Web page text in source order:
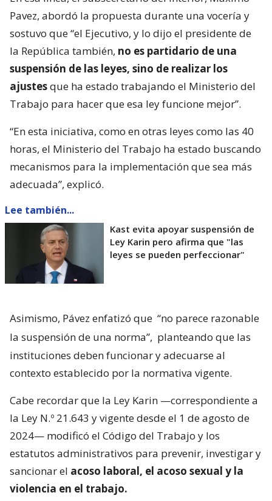
Pavez, abordó la propuesta durante una vocería y
sostuvo que “el Ejecutivo, y lo dijo el presidente de
la República también, no es partidario de una
suspensión de las leyes, sino de realizar los
ajustesque ha estado trabajando el Ministerio del
Trabajo para hacer que esa ley funcione mejor”.
“En esta iniciativa, como en otras leyes como las 40
horas, el Ministerio del Trabajo ha estado buscando
mecanismos para la implementación que sea más
adecuada”, explicó.
Lee también...
Kast evita apoyar suspensión de
Ley Karin pero afirma que "las
leyes se pueden perfeccionar"
Asimismo, Pávez enfatizó que “no parece razonable
la suspensión de una norma”, planteando que las
instituciones deben funcionar y adecuarse al
contexto establecido por la normativa vigente.
Cabe recordar que la Ley Karin —correspondiente a
la Ley N.º 21.643 y vigente desde el 1 de agosto de
2024— modificó el Código del Trabajo y los
estatutos administrativos para prevenir, investigar y
sancionar el acoso laboral, el acoso sexual y la
violencia en el trabajo.